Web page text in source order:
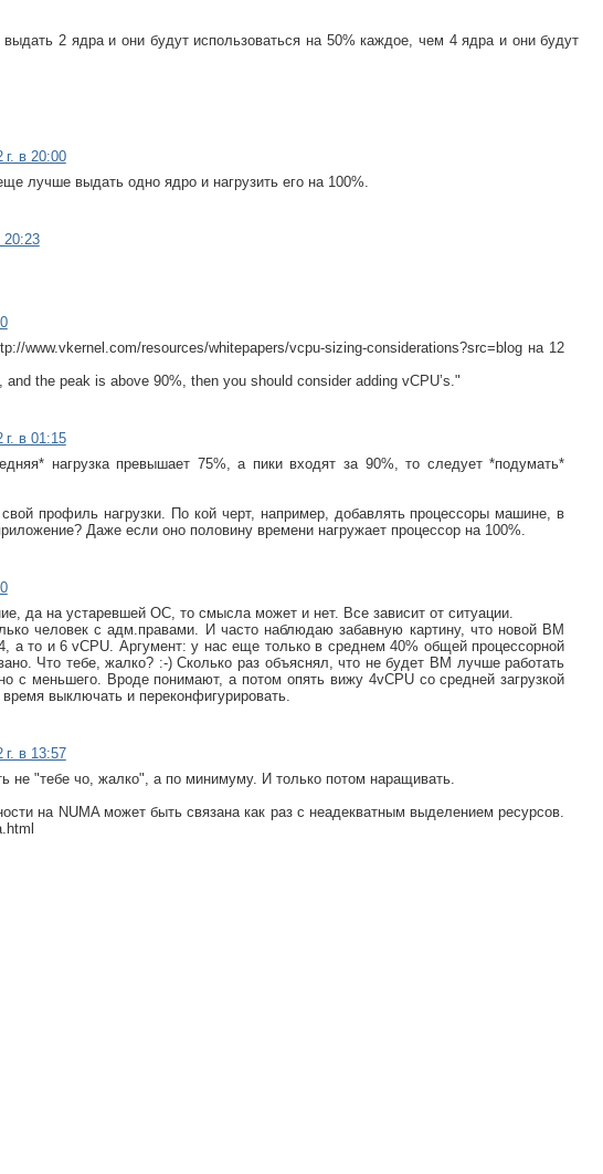
2 ядра и они будут использоваться на 50% каждое, чем 4 ядра и они будут
г. в 20:00
лучше выдать одно ядро и нагрузить его на 100%.
20:23
www.vkernel.com/resources/whitepapers/vcpu-sizing-considerations?src=blog на 12
the peak is above 90%, then you should consider adding vCPU’s."
г. в 01:15
нагрузка превышает 75%, а пики входят за 90%, то следует *подумать*
профиль нагрузки. По кой черт, например, добавлять процессоры машине, в
Даже если оно половину времени нагружает процессор на 100%.
да на устаревшей ОС, то смысла может и нет. Все зависит от ситуации.
человек с адм.правами. И часто наблюдаю забавную картину, что новой ВМ
а то и 6 vCPU. Аргумент: у нас еще только в среднем 40% общей процессорной
Что тебе, жалко? :-) Сколько раз объяснял, что не будет ВМ лучше работать
с меньшего. Вроде понимают, а потом опять вижу 4vCPU со средней загрузкой
выключать и переконфигурировать.
г. в 13:57
не "тебе чо, жалко", а по минимуму. И только потом наращивать.
на NUMA может быть связана как раз с неадекватным выделением ресурсов.